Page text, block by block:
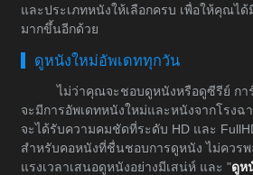
และประเภทหนังให้เลือกครบ เพื่อให้คุณไ
มากขึ้นอีกด้วย
ดูหนังใหม่อัพเดททุกวัน
ไม่ว่าคุณจะชอบดูหนังหรือดูซีรีย์ กา
จะมีการอัพเดทหนังใหม่และหนังจากโรง
จะได้รับความคมชัดที่ระดับ HD และ
สำหรับคอหนังที่ชื่นชอบการดูหนัง ไม่ควรพ
แรงเวลาเสนอดูหนังอย่างมีเสน่ห์ และ "ดูห